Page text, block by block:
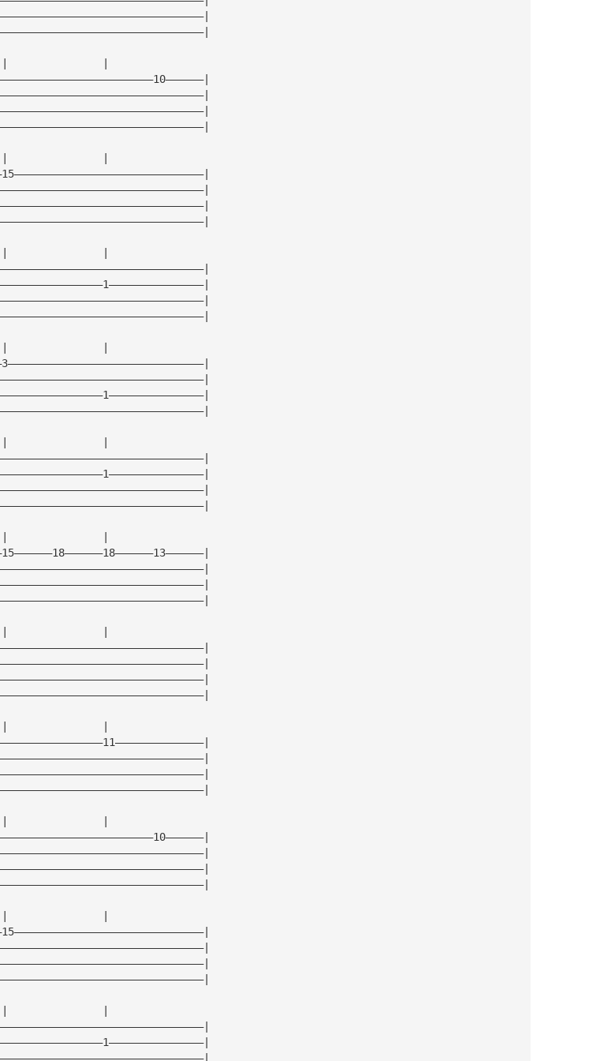
|               |
|               |
|               |
|               |
|               |
|               |
|               |
|               |
|               |
|               |
|               |